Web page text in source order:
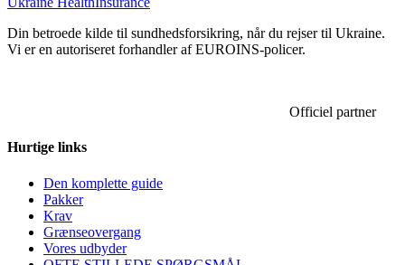
Din betroede kilde til sundhedsforsikring, når du rejser til Ukraine.
Vi er en autoriseret forhandler af EUROINS-policer.
Officiel partner
Hurtige links
Den komplette guide
Pakker
Krav
Grænseovergang
Vores udbyder